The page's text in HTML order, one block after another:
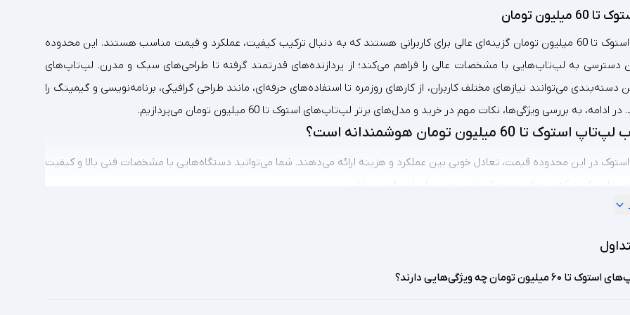
تومان
لپ‌تاپ‌های استوک تا 60 میلیون تومان گزینه‌ای عالی برای کاربرانی هستند که به دنبال ترکیب کیفیت، عملکرد و قیمت مناسب هستند. این محدوده
دسترسی به لپ‌تاپ‌هایی با مشخصات عالی را فراهم می‌کند؛ از پردازنده‌های قدرتمند گرفته تا طراحی‌های سبک و مدرن. لپ‌تاپ‌های
دسته‌بندی می‌توانند نیازهای مختلف کاربران، از کارهای روزمره تا استفاده‌های حرفه‌ای، مانند طراحی گرافیکی، برنامه‌نویسی و گیمینگ را
ادامه، به بررسی ویژگی‌ها، نکات مهم در خرید و مدل‌های برتر لپ‌تاپ‌های استوک تا 60 میلیون تومان می‌پردازیم.
تا 60 میلیون تومان هوشمندانه است؟
در این محدوده قیمت، تعادل خوبی بین عملکرد و هزینه ارائه می‌دهند. شما می‌توانید دستگاه‌هایی با مشخصات فنی بالا و کیفیت
استوک تا 60 میلیون تومان:
قدرتمند:این دسته شامل لپ‌تاپ‌هایی با پردازنده‌های قدرتمند (Core i5، Core i7، Ryzen 5 یا Ryzen 7) و گرافیک مناسب است.۶۰ میلیون تومان چه ویژگی‌هایی دارند؟